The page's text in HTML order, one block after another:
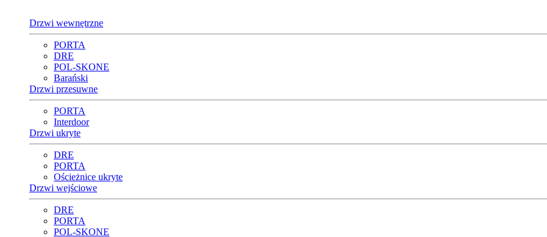
Drzwi wewnętrzne
PORTA
DRE
POL-SKONE
Barański
Drzwi przesuwne
PORTA
Interdoor
Drzwi ukryte
DRE
PORTA
Ościeżnice ukryte
Drzwi wejściowe
DRE
PORTA
POL-SKONE